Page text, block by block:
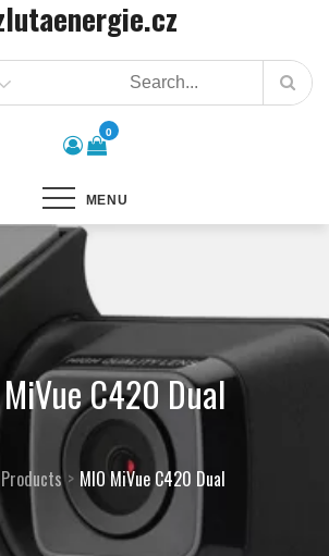
0
MENU
C420 Dual
Products MIO MiVue C420 Dual